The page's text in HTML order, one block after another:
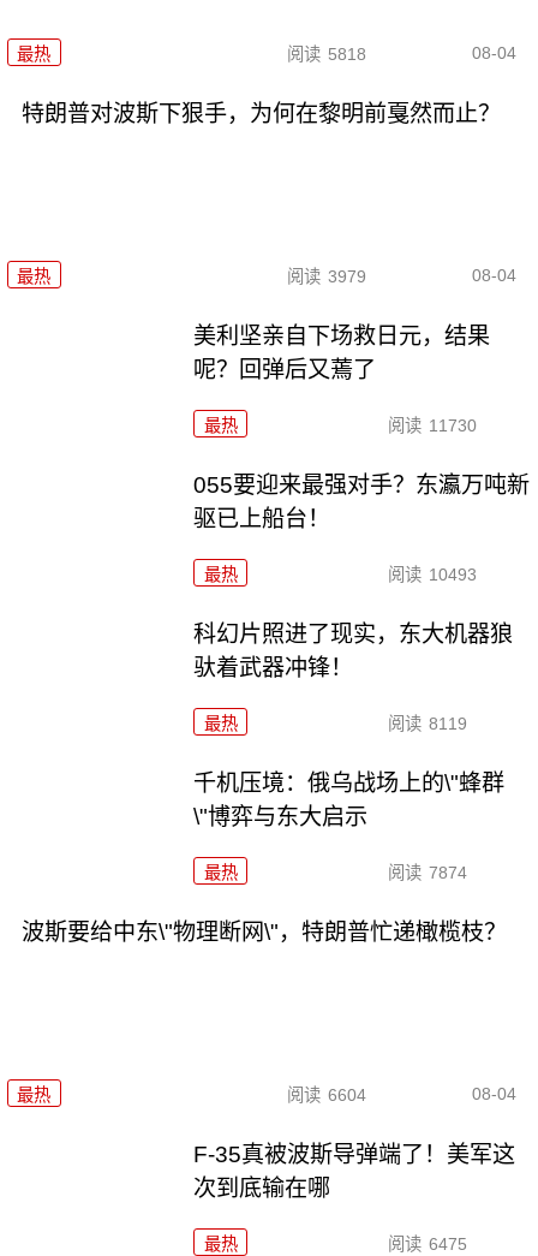
最热 阅读 5818 08-04
特朗普对波斯下狠手，为何在黎明前戛然而止？
最热 阅读 3979 08-04
美利坚亲自下场救日元，结果
呢？回弹后又蔫了
最热 阅读 11730
055要迎来最强对手？东瀛万吨新
驱已上船台！
最热 阅读 10493
科幻片照进了现实，东大机器狼
驮着武器冲锋！
最热 阅读 8119
千机压境：俄乌战场上的\"蜂群
\"博弈与东大启示
最热 阅读 7874
波斯要给中东\"物理断网\"，特朗普忙递橄榄枝？
最热 阅读 6604 08-04
F-35真被波斯导弹端了！美军这
次到底输在哪
最热 阅读 6475